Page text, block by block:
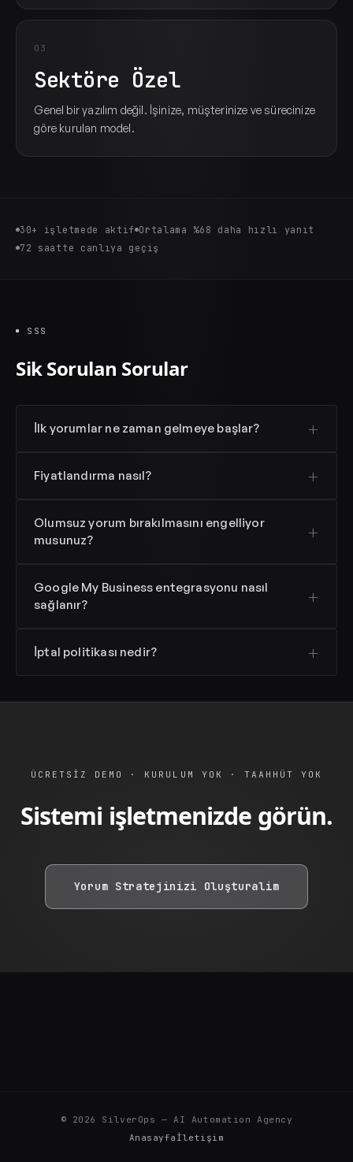
03
Sektöre Özel
Genel bir yazılım değil. İşinize, müşterinize ve sürecinize
göre kurulan model.
30+ işletmede aktif Ortalama %68 daha hızlı yanıt
72 saatte canlıya geçiş
SSS
Sik Sorulan Sorular
İlk yorumlar ne zaman gelmeye başlar?
Fiyatlandırma nasıl?
Olumsuz yorum bırakılmasını engelliyor
musunuz?
Google My Business entegrasyonu nasıl
sağlanır?
İptal politikası nedir?
ÜCRETSIZ DEMO · KURULUM YOK · TAAHHÜT YOK
Sistemi işletmenizde görün.
Yorum Stratejinizi Oluşturalim
© 2026
SilverOps — AI Automation Agency
Anasayfa İletişim